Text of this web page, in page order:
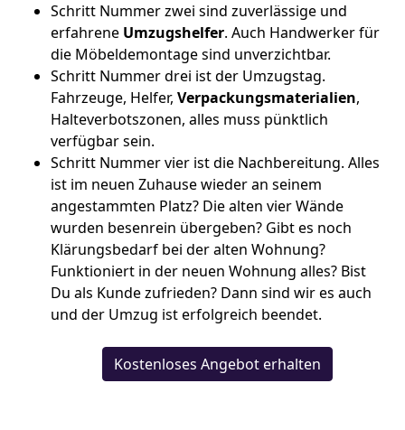
Schritt Nummer zwei sind zuverlässige und
erfahrene Umzugshelfer. Auch Handwerker für
die Möbeldemontage sind unverzichtbar.
Schritt Nummer drei ist der Umzugstag.
Fahrzeuge, Helfer, Verpackungsmaterialien,
Halteverbotszonen, alles muss pünktlich
verfügbar sein.
Schritt Nummer vier ist die Nachbereitung. Alles
ist im neuen Zuhause wieder an seinem
angestammten Platz? Die alten vier Wände
wurden besenrein übergeben? Gibt es noch
Klärungsbedarf bei der alten Wohnung?
Funktioniert in der neuen Wohnung alles? Bist
Du als Kunde zufrieden? Dann sind wir es auch
und der Umzug ist erfolgreich beendet.
Kostenloses Angebot erhalten